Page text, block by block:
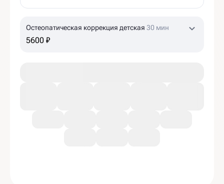
Остеопатическая коррекция детская 30 мин
5600 ₽